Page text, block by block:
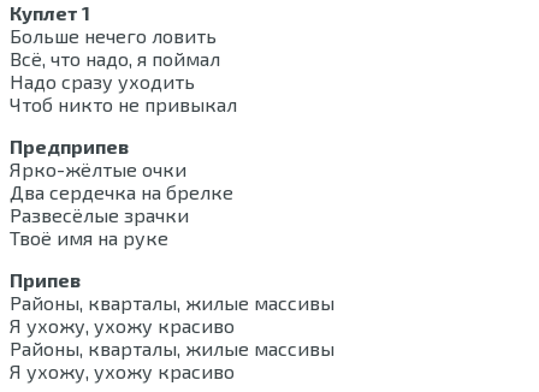
Куплет 1
Больше нечего ловить
Всё, что надо, я поймал
Надо сразу уходить
Чтоб никто не привыкал
Предприпев
Ярко-жёлтые очки
Два сердечка на брелке
Развесёлые зрачки
Твоё имя на руке
Припев
Районы, кварталы, жилые массивы
Я ухожу, ухожу красиво
Районы, кварталы, жилые массивы
Я ухожу, ухожу красиво